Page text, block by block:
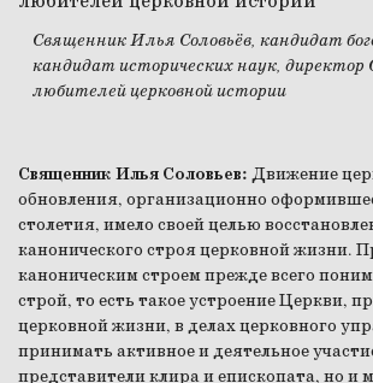
Священник Илья Соловьёв, кандидат
кандидат исторических наук,
любителей церковной истории
Священник Илья Соловьев: Движение
обновления, организационно
столетия, имело своей целью
канонического строя церковной жизни.
каноническим строем прежде всего
строй, то есть такое устроение Церкви,
церковной жизни, в делах церковного
принимать активное и деятельное
представители клира и епископата, но и